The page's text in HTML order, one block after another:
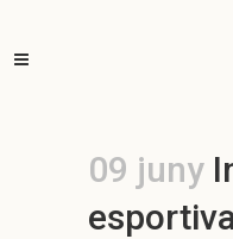
09 juny